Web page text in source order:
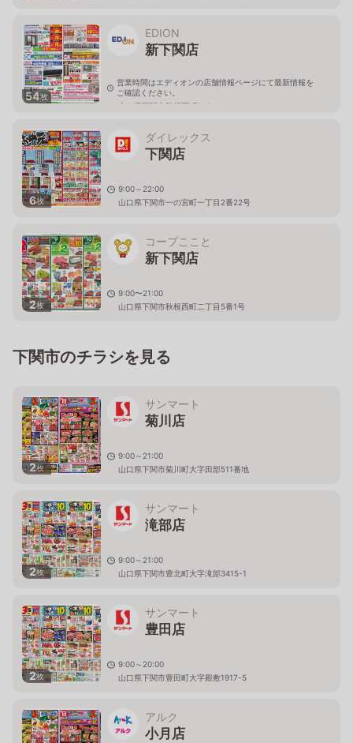
54枚
EDION
新下関店
営業時間はエディオンの店舗情報ページにて最新情報を
ご確認ください。
山口県下関市秋根西町2-6-1
6枚
ダイレックス
下関店
9:00～22:00
山口県下関市一の宮町一丁目2番22号
2枚
コープここと
新下関店
9:00〜21:00
山口県下関市秋根西町二丁目5番1号
下関市のチラシを見る
2枚
サンマート
菊川店
9:00～21:00
山口県下関市菊川町大字田部511番地
2枚
サンマート
滝部店
9:00～21:00
山口県下関市豊北町大字滝部3415-1
2枚
サンマート
豊田店
9:00～20:00
山口県下関市豊田町大字殿敷1917-5
アルク
小月店